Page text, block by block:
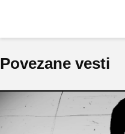
Povezane vesti